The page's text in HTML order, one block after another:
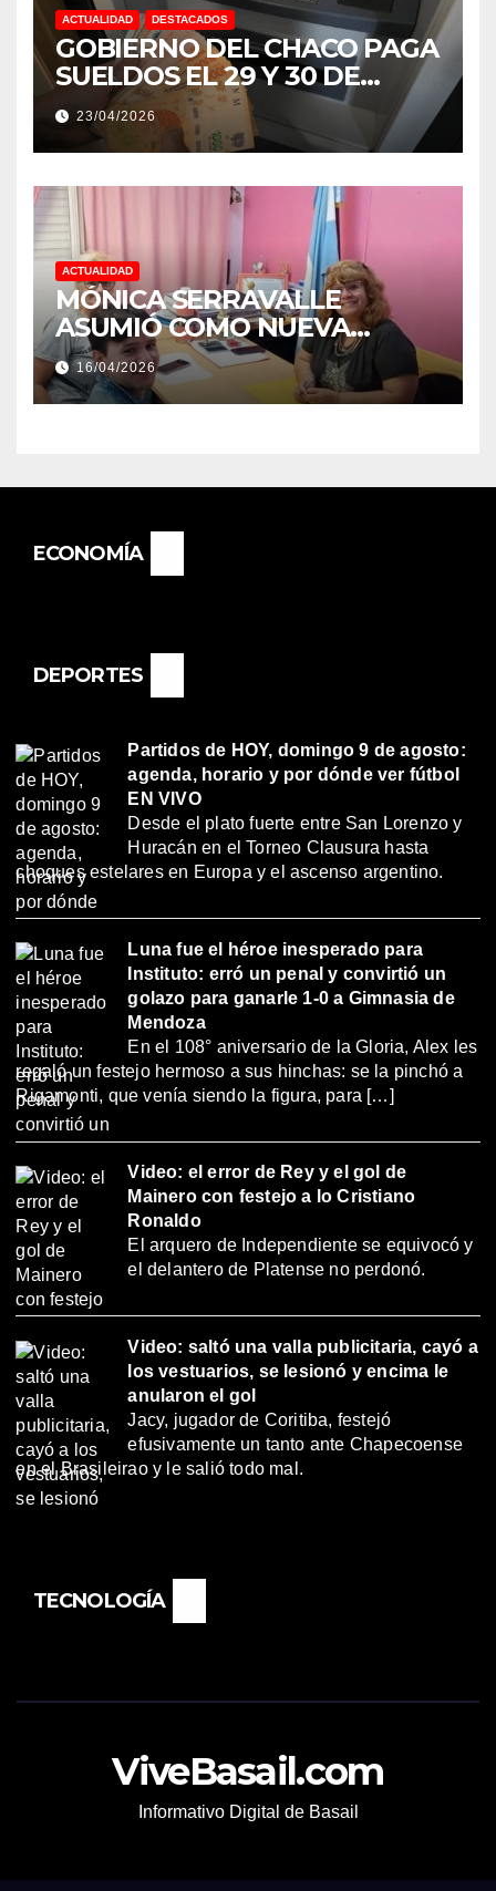
ACTUALIDAD DESTACADOS
GOBIERNO DEL CHACO PAGA
SUELDOS EL 29 Y 30 DE
ABRIL, CON EL 2% DE
AUMENTO
23/04/2026
ACTUALIDAD
MÓNICA SERRAVALLE
ASUMIÓ COMO NUEVA
DIRECTORA DEL E.E.S. N° 82
«RENÉ FAVALORO» DE
BASAIL.
16/04/2026
ECONOMÍA
DEPORTES
Partidos de HOY, domingo 9 de agosto:
agenda, horario y por dónde ver fútbol
EN VIVO
Desde el plato fuerte entre San Lorenzo y
Huracán en el Torneo Clausura hasta
choques estelares en Europa y el ascenso argentino.
Luna fue el héroe inesperado para
Instituto: erró un penal y convirtió un
golazo para ganarle 1-0 a Gimnasia de
Mendoza
En el 108° aniversario de la Gloria, Alex les
regaló un festejo hermoso a sus hinchas: se la pinchó a
Rigamonti, que venía siendo la figura, para […]
Video: el error de Rey y el gol de
Mainero con festejo a lo Cristiano
Ronaldo
El arquero de Independiente se equivocó y
el delantero de Platense no perdonó.
Video: saltó una valla publicitaria, cayó a
los vestuarios, se lesionó y encima le
anularon el gol
Jacy, jugador de Coritiba, festejó
efusivamente un tanto ante Chapecoense
en el Brasileirao y le salió todo mal.
TECNOLOGÍA
ViveBasail.com
Informativo Digital de Basail